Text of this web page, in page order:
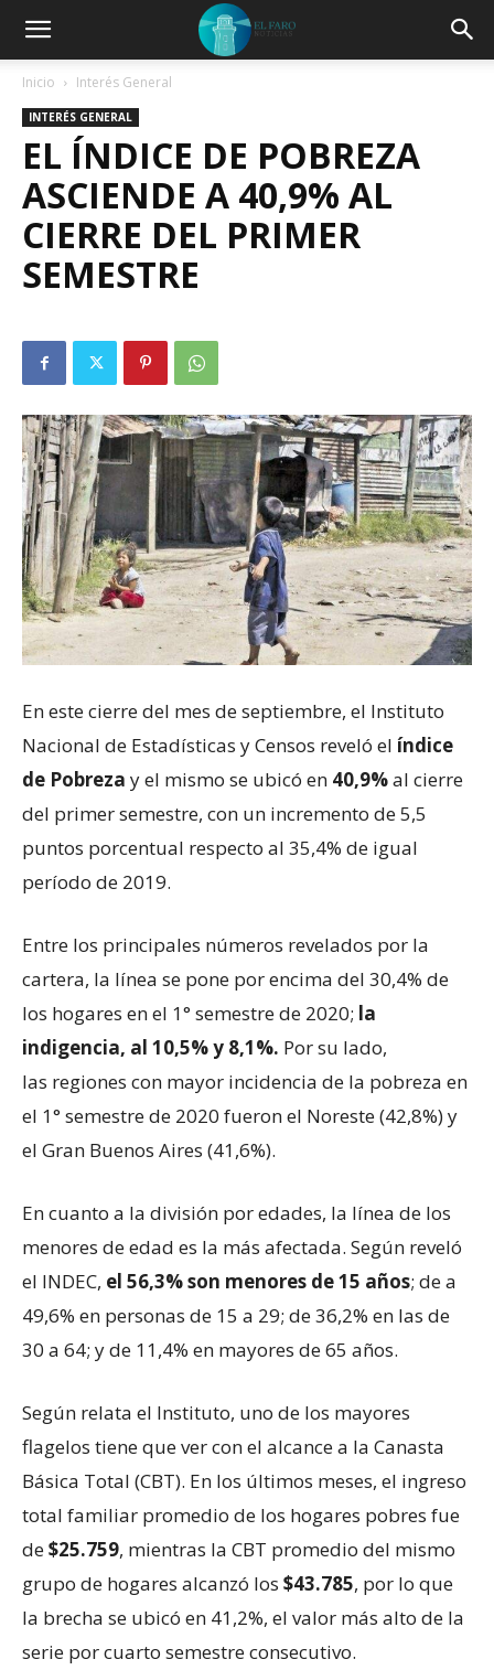
Inicio Interés General
INTERÉS GENERAL
EL ÍNDICE DE POBREZA
ASCIENDE A 40,9% AL
CIERRE DEL PRIMER
SEMESTRE
En este cierre del mes de septiembre, el Instituto
Nacional de Estadísticas y Censos reveló el índice
de Pobreza y el mismo se ubicó en 40,9%al cierre
del primer semestre, con un incremento de 5,5
puntos porcentual respecto al 35,4% de igual
período de 2019.
Entre los principales números revelados por la
cartera, la línea se pone por encima del 30,4% de
los hogares en el 1° semestre de 2020; la
indigencia, al 10,5% y 8,1%. Por su lado,
las regiones con mayor incidencia de la pobreza en
el 1° semestre de 2020 fueron el Noreste (42,8%) y
el Gran Buenos Aires (41,6%).
En cuanto a la división por edades, la línea de los
menores de edad es la más afectada. Según reveló
el INDEC, el 56,3% son menores de 15 años; de a
49,6% en personas de 15 a 29; de 36,2% en las de
30 a 64; y de 11,4% en mayores de 65 años.
Según relata el Instituto, uno de los mayores
flagelos tiene que ver con el alcance a la Canasta
Básica Total (CBT). En los últimos meses, el ingreso
total familiar promedio de los hogares pobres fue
de$25.759, mientras la CBT promedio del mismo
grupo de hogares alcanzó los $43.785, por lo que
la brecha se ubicó en 41,2%, el valor más alto de la
serie por cuarto semestre consecutivo.